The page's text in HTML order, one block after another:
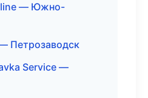
— Южно-
Петрозаводск
Service —